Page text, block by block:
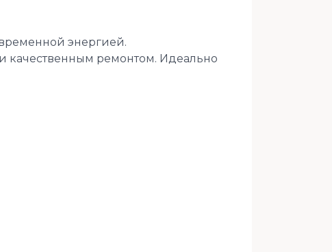
энергией.
качественным ремонтом. Идеально